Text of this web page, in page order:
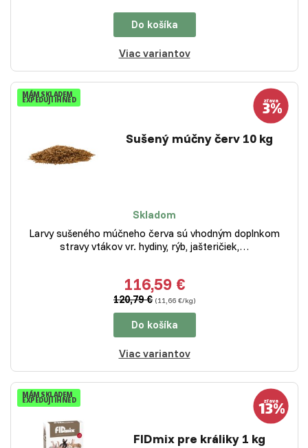
Do košíka
Viac variantov
MÁM SKLADEM
EXPEDUJI IHNED
Sušený múčny červ 10 kg
Skladom
Larvy sušeného múčneho červa sú vhodným doplnkom
stravy vtákov vr. hydiny, rýb, jašteričiek,…
116,59 €
120,79 € (11,66 €/kg)
Do košíka
Viac variantov
MÁM SKLADEM
EXPEDUJI IHNED
FIDmix pre králiky 1 kg